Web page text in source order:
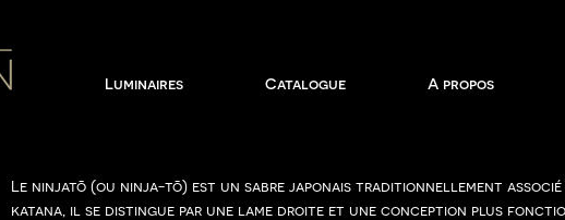
Luminaires Catalogue A propos
Le ninjatō (ou ninja-tō) est un sabre japonais traditionnellement
katana, il se distingue par une lame droite et une conception plus